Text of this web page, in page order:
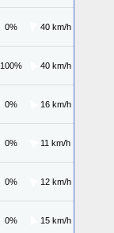
0% 40 km/h
100% 40 km/h
0% 16 km/h
0% 11 km/h
0% 12 km/h
0% 15 km/h